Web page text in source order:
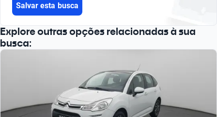
Salvar esta busca
Explore outras opções relacionadas à sua
busca: